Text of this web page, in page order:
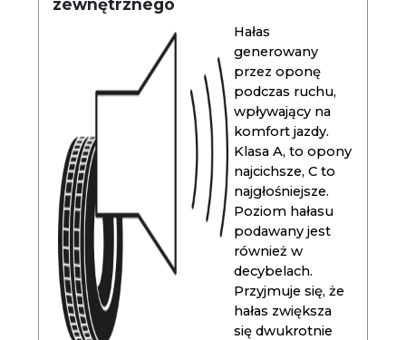
zewnętrznego
Hałas
generowany
przez oponę
podczas ruchu,
wpływający na
komfort jazdy.
Klasa A, to opony
najcichsze, C to
najgłośniejsze.
Poziom hałasu
podawany jest
również w
decybelach.
Przyjmuje się, że
hałas zwiększa
się dwukrotnie